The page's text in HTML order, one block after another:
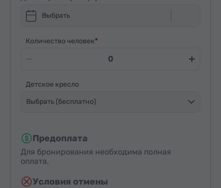
Выбрать
Количество человек
Детское кресло
Выбрать (бесплатно)
Предоплата
Для бронирования необходима полная
оплата.
Условия отмены